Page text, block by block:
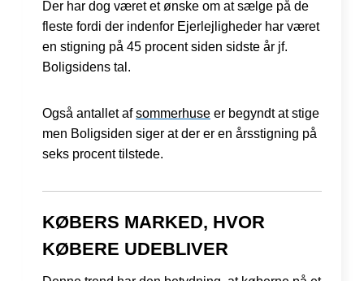
Der har dog været et ønske om at sælge på de
fleste fordi der indenfor Ejerlejligheder har været
en stigning på 45 procent siden sidste år jf.
Boligsidens tal.
Også antallet afsommerhuse er begyndt at stige
men Boligsiden siger at der er en årsstigning på
seks procent tilstede.
KØBERS MARKED, HVOR
KØBERE UDEBLIVER